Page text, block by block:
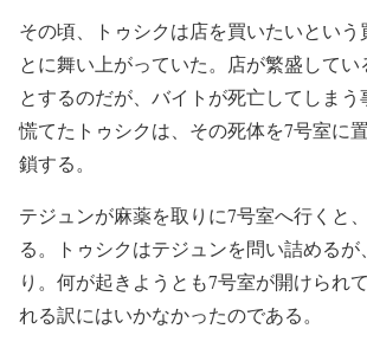
その頃、トゥシクは店を買いたいという
とに舞い上がっていた。店が繁盛してい
とするのだが、バイトが死亡してしまう
慌てたトゥシクは、その死体を7号室に
鎖する。
テジュンが麻薬を取りに7号室へ行くと
る。トゥシクはテジュンを問い詰める
り。何が起きようとも7号室が開けられ
れる訳にはいかなかったのである。